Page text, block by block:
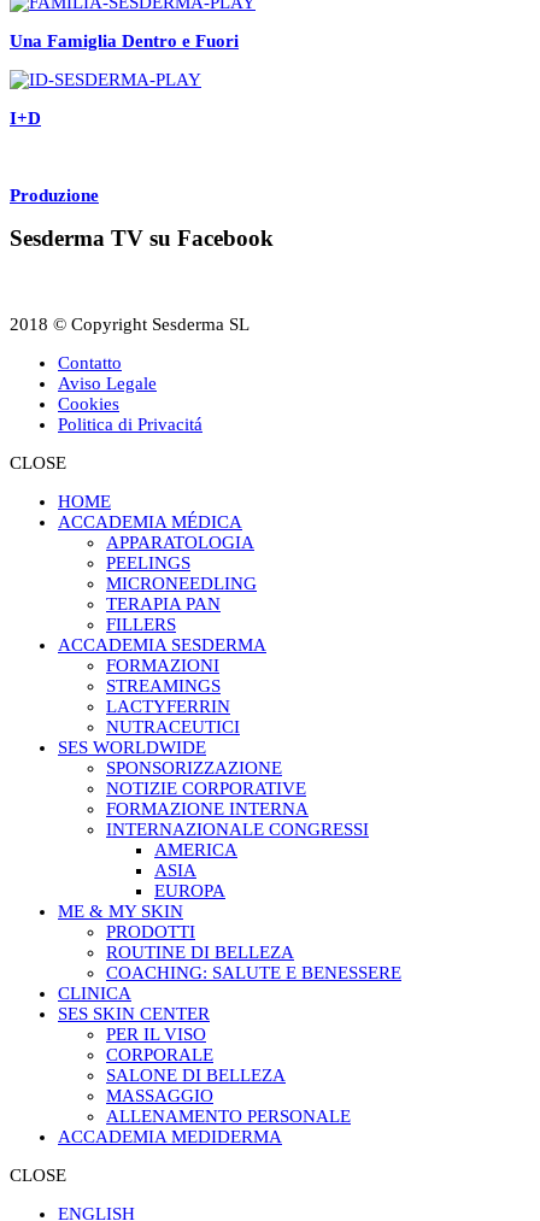
Una Famiglia Dentro e Fuori
I+D
Produzione
Sesderma TV su Facebook
2018 © Copyright Sesderma SL
Contatto
Aviso Legale
Cookies
Politica di Privacitá
CLOSE
HOME
ACCADEMIA MÉDICA
APPARATOLOGIA
PEELINGS
MICRONEEDLING
TERAPIA PAN
FILLERS
ACCADEMIA SESDERMA
FORMAZIONI
STREAMINGS
LACTYFERRIN
NUTRACEUTICI
SES WORLDWIDE
SPONSORIZZAZIONE
NOTIZIE CORPORATIVE
FORMAZIONE INTERNA
INTERNAZIONALE CONGRESSI
AMERICA
ASIA
EUROPA
ME & MY SKIN
PRODOTTI
ROUTINE DI BELLEZA
COACHING: SALUTE E BENESSERE
CLINICA
SES SKIN CENTER
PER IL VISO
CORPORALE
SALONE DI BELLEZA
MASSAGGIO
ALLENAMENTO PERSONALE
ACCADEMIA MEDIDERMA
CLOSE
ENGLISH